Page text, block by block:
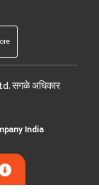
सगळे अधिकार
India